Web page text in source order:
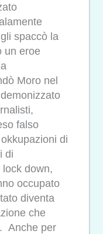
spaccò la
un eroe
Moro nel
falso
di
di
down,
occupato
diventa
che
Anche per